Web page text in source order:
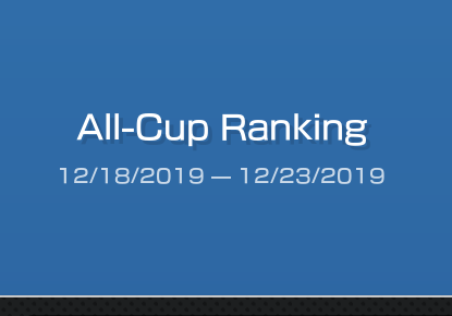
All-Cup Ranking
12/18/2019 — 12/23/2019